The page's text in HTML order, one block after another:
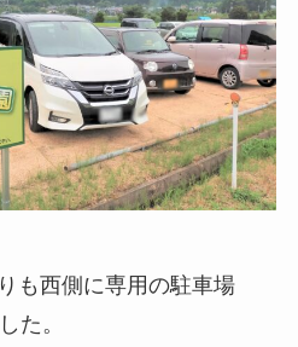
も西側に専用の駐車場
た。